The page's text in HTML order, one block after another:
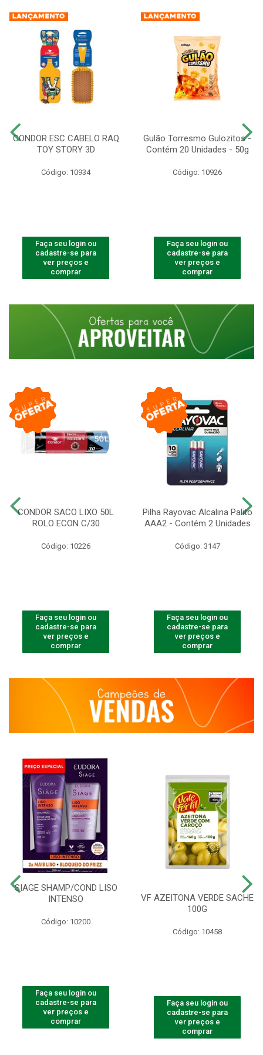
CONDOR ESC CABELO RAQ
TOY STORY 3D
Código: 10934
Faça seu login ou
cadastre-se para
ver preços e
comprar
Gulão Torresmo Gulozitos -
Contém 20 Unidades - 50g
Código: 10926
Faça seu login ou
cadastre-se para
ver preços e
comprar
CONDOR SACO LIXO 50L
ROLO ECON C/30
Código: 10226
Faça seu login ou
cadastre-se para
ver preços e
comprar
Pilha Rayovac Alcalina Palito
AAA2 - Contém 2 Unidades
Código: 3147
Faça seu login ou
cadastre-se para
ver preços e
comprar
SIAGE SHAMP/COND LISO
INTENSO
Código: 10200
Faça seu login ou
cadastre-se para
ver preços e
comprar
VF AZEITONA VERDE SACHE
100G
Código: 10458
Faça seu login ou
cadastre-se para
ver preços e
comprar